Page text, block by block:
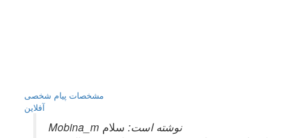
مشخصات پیام شخصی
آفلاين
Mobina_m نوشته است: سلام